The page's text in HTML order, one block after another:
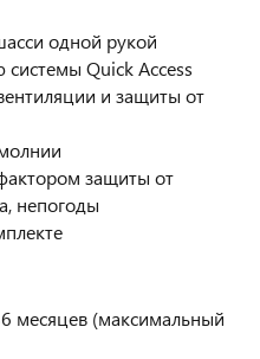
одной рукой
Quick Access
и защиты от
защиты от
непогоды
месяцев (максимальный